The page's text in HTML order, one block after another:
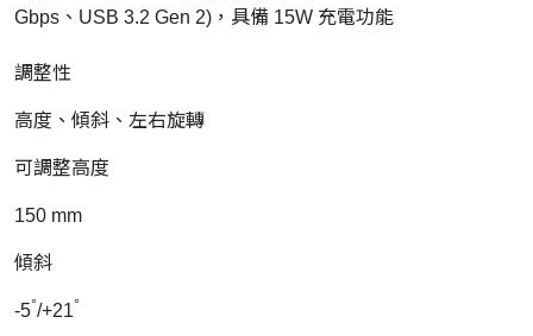
Gbps、USB 3.2 Gen 2)，具備 15W 充電功能
調整性
高度、傾斜、左右旋轉
可調整高度
150 mm
傾斜
-5°/+21°